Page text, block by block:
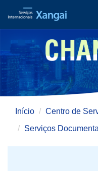
Início
Centro de
Serviços